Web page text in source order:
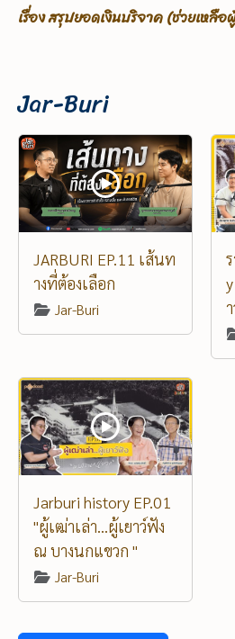
เรื่อง ขอรับบริจาคเพื่อช่วยเหลือผู้ป
Jar-Buri
JARBURI EP.11 เส้นท
างที่ต้องเลือก
Jar-Buri
Jarburi history EP.01
"ผู้เฒ่าเล่า...ผู้เยาว์ฟัง
ณ บางนกแขวก "
Jar-Buri